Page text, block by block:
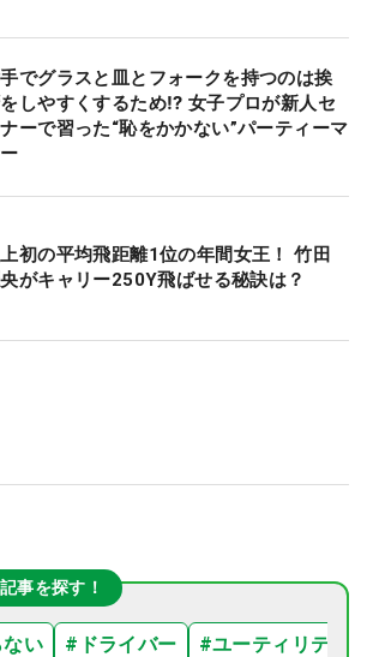
でグラスと皿とフォークを持つのは挨
しやすくするため⁉ 女子プロが新人セ
ナーで習った“恥をかかない”パーティーマ
初の平均飛距離1位の年間女王！ 竹田
がキャリー250Y飛ばせる秘訣は？
事を探す！
い # ドライバー #ユーティリティ